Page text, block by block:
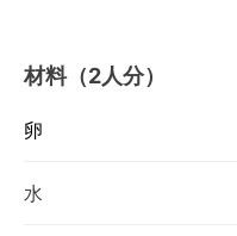
材料（2人分）
卵
水